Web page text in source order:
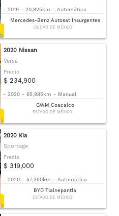
- 2019 - 20,825km - Automática
Mercedes-Benz Autosat Insurgentes
CIUDAD DE MÉXICO
2020 Nissan
Versa
Precio
$ 234,900
- 2020 - 65,985km - Manual
GWM Coacalco
ESTADO DE MÉXICO
2020 Kia
Sportage
Precio
$ 319,000
- 2020 - 57,350km - Automática
BYD Tlalnepantla
ESTADO DE MÉXICO